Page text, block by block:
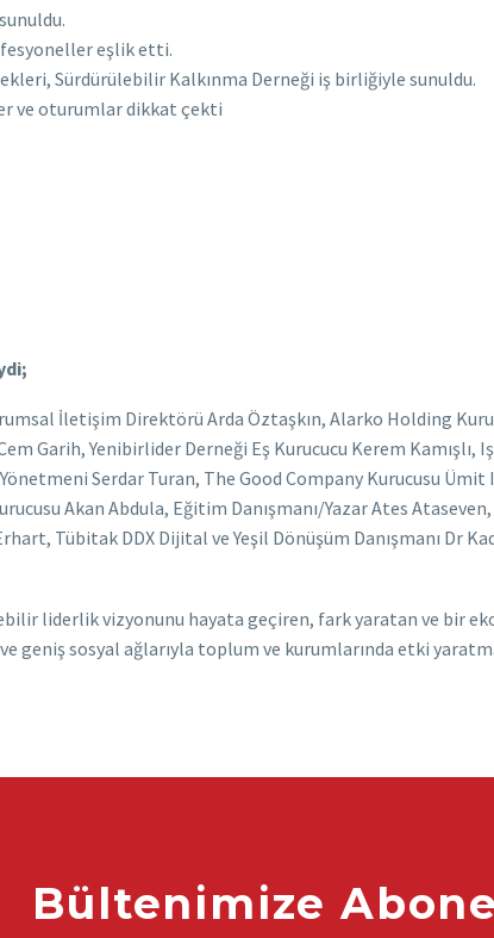
eşlik etti.
Sürdürülebilir Kalkınma Derneği iş birliğiyle sunuldu.
ve oturumlar dikkat çekti
İletişim Direktörü Arda Öztaşkın, Alarko Holding
Garih, Yenibirlider Derneği Eş Kurucucu Kerem Kamışlı,
Serdar Turan, The Good Company Kurucusu
Akan Abdula, Eğitim Danışmanı/Yazar Ates
Tübitak DDX Dijital ve Yeşil Dönüşüm Danışmanı Dr
liderlik vizyonunu hayata geçiren, fark yaratan ve bir
geniş sosyal ağlarıyla toplum ve kurumlarında etki
Bültenimize Abone